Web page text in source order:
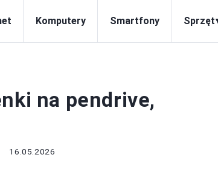
Komputery Smartfony Sprzęt
na pendrive,
16.05.2026